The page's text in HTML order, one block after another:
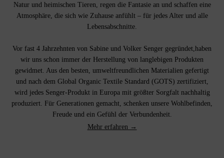
Natur und heimischen Tieren, regen die Fantasie an und schaffen eine
Atmosphäre, die sich wie Zuhause anfühlt – für jedes Alter und alle
Lebensabschnitte.
Vor fast 4 Jahrzehnten von Sabine und Volker Senger gegründet,haben
wir uns schon immer der Herstellung von langlebigen Produkten
gewidmet. Aus den besten, umweltfreundlichen Materialien gefertigt
und nach dem Global Organic Textile Standard (GOTS) zertifiziert,
wird jedes Senger-Produkt in Europa mit größter Sorgfalt nachhaltig
produziert. Für Generationen gemacht, schenken unsere Wohlbefinden,
Freude und ein Gefühl der Verbundenheit.
Mehr erfahren →